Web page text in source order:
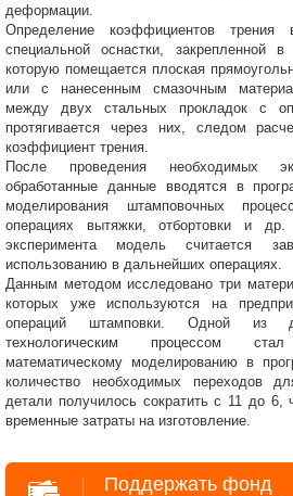
деформации.
Определение коэффициентов
специальной оснастки, закрепленной
которую помещается плоская
или с нанесенным смазочным
между двух стальных прокладок с
протягивается через них, следом
коэффициент трения.
После проведения необходимых
обработанные данные вводятся в
моделирования штамповочных
операциях вытяжки, отбортовки и
эксперимента модель считается
использованию в дальнейших операциях.
Данным методом исследовано три
которых уже используются на
операций штамповки. Одной из
технологическим процессом
математическому моделированию в
количество необходимых переходов
детали получилось сократить с 11 до 6,
временные затраты на изготовление.
Поддержать фонд